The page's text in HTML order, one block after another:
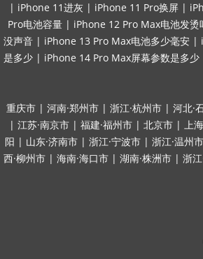
| iPhone 11进灰 | iPhone 11 Pro换屏 |
Pro电池容量 | iPhone 12 Pro Max电池发烫
没声音 | iPhone 13 Pro Max电池多少毫安 |
是多少 | iPhone 14 Pro Max屏幕参数是多少
重庆市 | 河南·郑州市 | 浙江·杭州市 | 河北·
| 江苏·南京市 | 福建·福州市 | 北京市 | 上
阳 | 山东·济南市 | 浙江·宁波市 | 浙江·温州市
西·柳州市 | 海南·海口市 | 湖南·株洲市 | 浙